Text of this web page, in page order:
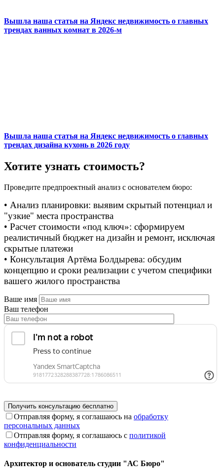
Вышла наша статья на Яндекс недвижимость о главных
трендах ванных комнат в 2026-м
Вышла наша статья на Яндекс недвижимость о главных
трендах дизайна кухонь в 2026 году
Хотите узнать стоимость?
Проведите предпроектный анализ с основателем бюро:
• Анализ планировки: выявим скрытый потенциал и
"узкие" места пространства
• Расчет стоимости «под ключ»: сформируем
реалистичный бюджет на дизайн и ремонт, исключая
скрытые платежи
• Консультация Артёма Болдырева: обсудим
концепцию и сроки реализации с учетом специфики
вашего жилого пространства
Ваше имя
Ваш телефон
Отправляя форму, я соглашаюсь на обработку
персональных данных
Отправляя форму, я соглашаюсь с политикой
конфиденциальности
Архитектор и основатель студии "АС Бюро"